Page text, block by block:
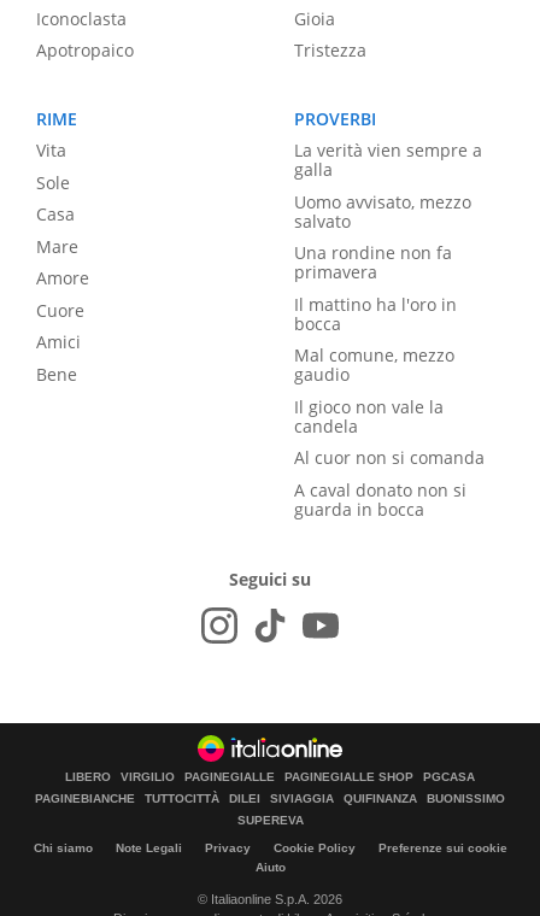
Iconoclasta
Apotropaico
Gioia
Tristezza
RIME
Vita
Sole
Casa
Mare
Amore
Cuore
Amici
Bene
PROVERBI
La verità vien sempre a
galla
Uomo avvisato, mezzo
salvato
Una rondine non fa
primavera
Il mattino ha l'oro in
bocca
Mal comune, mezzo
gaudio
Il gioco non vale la
candela
Al cuor non si comanda
A caval donato non si
guarda in bocca
Seguici su
LIBERO VIRGILIO PAGINEGIALLE PAGINEGIALLE SHOP
PGCASA
PAGINEBIANCHE
TUTTOCITTÀ DILEI SIVIAGGIA QUIFINANZA
BUONISSIMO
SUPEREVA
Chi siamo Note Legali Privacy Cookie Policy
Preferenze sui cookie
Aiuto
© Italiaonline S.p.A. 2026